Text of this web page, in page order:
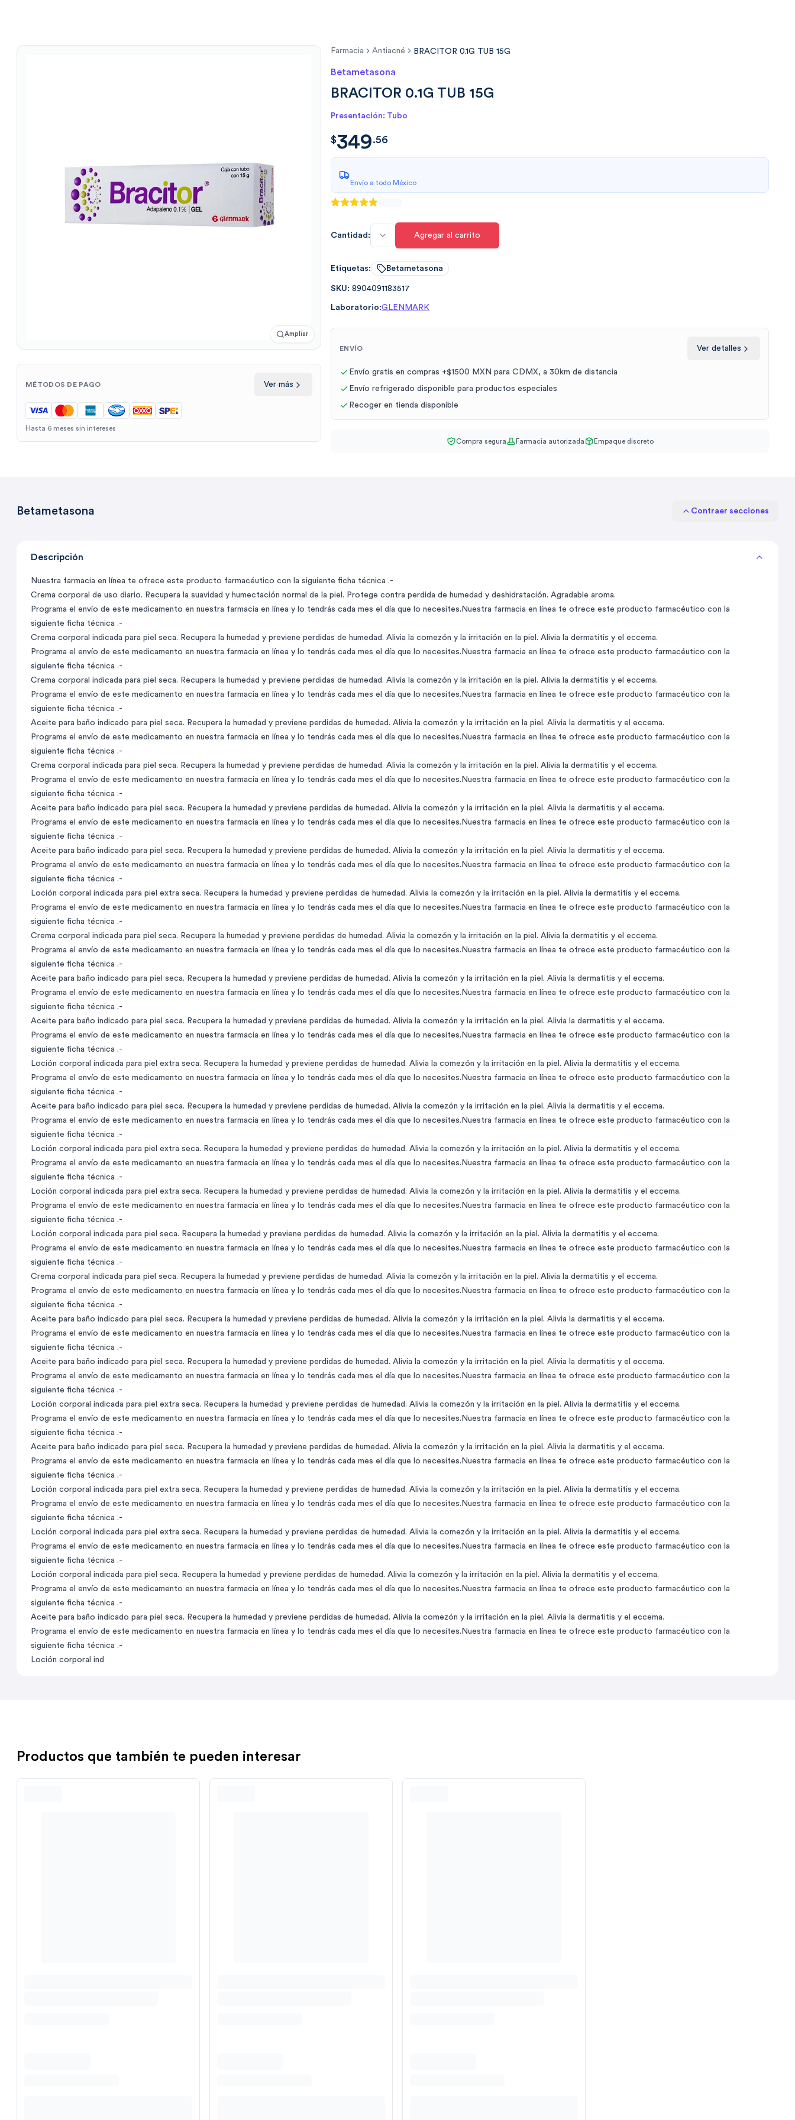
Ampliar
MÉTODOS DE PAGO Ver más
Hasta 6 meses sin intereses
Farmacia Antiacné BRACITOR 0.1G TUB 15G
Betametasona
BRACITOR 0.1G TUB 15G
Presentación: Tubo
$349.5625
$349.56
Envío a todo México
Cantidad: Agregar al carrito
Etiquetas: Betametasona
SKU: 8904091183517
Laboratorio:GLENMARK
ENVÍO Ver detalles
Envío gratis en compras +$1500 MXN para CDMX, a 30km de distancia
Envío refrigerado disponible para productos especiales
Recoger en tienda disponible
Compra segura Farmacia autorizada Empaque discreto
Betametasona Contraer secciones
Descripción
Nuestra farmacia en línea te ofrece este producto farmacéutico con la siguiente ficha técnica .-
Crema corporal de uso diario. Recupera la suavidad y humectación normal de la piel. Protege contra perdida de humedad y deshidratación. Agradable aroma.
Programa el envío de este medicamento en nuestra farmacia en línea y lo tendrás cada mes el día que lo necesites.Nuestra farmacia en línea te ofrece este producto farmacéutico con la
siguiente ficha técnica .-
Crema corporal indicada para piel seca. Recupera la humedad y previene perdidas de humedad. Alivia la comezón y la irritación en la piel. Alivia la dermatitis y el eccema.
Programa el envío de este medicamento en nuestra farmacia en línea y lo tendrás cada mes el día que lo necesites.Nuestra farmacia en línea te ofrece este producto farmacéutico con la
siguiente ficha técnica .-
Crema corporal indicada para piel seca. Recupera la humedad y previene perdidas de humedad. Alivia la comezón y la irritación en la piel. Alivia la dermatitis y el eccema.
Programa el envío de este medicamento en nuestra farmacia en línea y lo tendrás cada mes el día que lo necesites.Nuestra farmacia en línea te ofrece este producto farmacéutico con la
siguiente ficha técnica .-
Aceite para baño indicado para piel seca. Recupera la humedad y previene perdidas de humedad. Alivia la comezón y la irritación en la piel. Alivia la dermatitis y el eccema.
Programa el envío de este medicamento en nuestra farmacia en línea y lo tendrás cada mes el día que lo necesites.Nuestra farmacia en línea te ofrece este producto farmacéutico con la
siguiente ficha técnica .-
Crema corporal indicada para piel seca. Recupera la humedad y previene perdidas de humedad. Alivia la comezón y la irritación en la piel. Alivia la dermatitis y el eccema.
Programa el envío de este medicamento en nuestra farmacia en línea y lo tendrás cada mes el día que lo necesites.Nuestra farmacia en línea te ofrece este producto farmacéutico con la
siguiente ficha técnica .-
Aceite para baño indicado para piel seca. Recupera la humedad y previene perdidas de humedad. Alivia la comezón y la irritación en la piel. Alivia la dermatitis y el eccema.
Programa el envío de este medicamento en nuestra farmacia en línea y lo tendrás cada mes el día que lo necesites.Nuestra farmacia en línea te ofrece este producto farmacéutico con la
siguiente ficha técnica .-
Aceite para baño indicado para piel seca. Recupera la humedad y previene perdidas de humedad. Alivia la comezón y la irritación en la piel. Alivia la dermatitis y el eccema.
Programa el envío de este medicamento en nuestra farmacia en línea y lo tendrás cada mes el día que lo necesites.Nuestra farmacia en línea te ofrece este producto farmacéutico con la
siguiente ficha técnica .-
Loción corporal indicada para piel extra seca. Recupera la humedad y previene perdidas de humedad. Alivia la comezón y la irritación en la piel. Alivia la dermatitis y el eccema.
Programa el envío de este medicamento en nuestra farmacia en línea y lo tendrás cada mes el día que lo necesites.Nuestra farmacia en línea te ofrece este producto farmacéutico con la
siguiente ficha técnica .-
Crema corporal indicada para piel seca. Recupera la humedad y previene perdidas de humedad. Alivia la comezón y la irritación en la piel. Alivia la dermatitis y el eccema.
Programa el envío de este medicamento en nuestra farmacia en línea y lo tendrás cada mes el día que lo necesites.Nuestra farmacia en línea te ofrece este producto farmacéutico con la
siguiente ficha técnica .-
Aceite para baño indicado para piel seca. Recupera la humedad y previene perdidas de humedad. Alivia la comezón y la irritación en la piel. Alivia la dermatitis y el eccema.
Programa el envío de este medicamento en nuestra farmacia en línea y lo tendrás cada mes el día que lo necesites.Nuestra farmacia en línea te ofrece este producto farmacéutico con la
siguiente ficha técnica .-
Aceite para baño indicado para piel seca. Recupera la humedad y previene perdidas de humedad. Alivia la comezón y la irritación en la piel. Alivia la dermatitis y el eccema.
Programa el envío de este medicamento en nuestra farmacia en línea y lo tendrás cada mes el día que lo necesites.Nuestra farmacia en línea te ofrece este producto farmacéutico con la
siguiente ficha técnica .-
Loción corporal indicada para piel extra seca. Recupera la humedad y previene perdidas de humedad. Alivia la comezón y la irritación en la piel. Alivia la dermatitis y el eccema.
Programa el envío de este medicamento en nuestra farmacia en línea y lo tendrás cada mes el día que lo necesites.Nuestra farmacia en línea te ofrece este producto farmacéutico con la
siguiente ficha técnica .-
Aceite para baño indicado para piel seca. Recupera la humedad y previene perdidas de humedad. Alivia la comezón y la irritación en la piel. Alivia la dermatitis y el eccema.
Programa el envío de este medicamento en nuestra farmacia en línea y lo tendrás cada mes el día que lo necesites.Nuestra farmacia en línea te ofrece este producto farmacéutico con la
siguiente ficha técnica .-
Loción corporal indicada para piel extra seca. Recupera la humedad y previene perdidas de humedad. Alivia la comezón y la irritación en la piel. Alivia la dermatitis y el eccema.
Programa el envío de este medicamento en nuestra farmacia en línea y lo tendrás cada mes el día que lo necesites.Nuestra farmacia en línea te ofrece este producto farmacéutico con la
siguiente ficha técnica .-
Loción corporal indicada para piel extra seca. Recupera la humedad y previene perdidas de humedad. Alivia la comezón y la irritación en la piel. Alivia la dermatitis y el eccema.
Programa el envío de este medicamento en nuestra farmacia en línea y lo tendrás cada mes el día que lo necesites.Nuestra farmacia en línea te ofrece este producto farmacéutico con la
siguiente ficha técnica .-
Loción corporal indicada para piel seca. Recupera la humedad y previene perdidas de humedad. Alivia la comezón y la irritación en la piel. Alivia la dermatitis y el eccema.
Programa el envío de este medicamento en nuestra farmacia en línea y lo tendrás cada mes el día que lo necesites.Nuestra farmacia en línea te ofrece este producto farmacéutico con la
siguiente ficha técnica .-
Crema corporal indicada para piel seca. Recupera la humedad y previene perdidas de humedad. Alivia la comezón y la irritación en la piel. Alivia la dermatitis y el eccema.
Programa el envío de este medicamento en nuestra farmacia en línea y lo tendrás cada mes el día que lo necesites.Nuestra farmacia en línea te ofrece este producto farmacéutico con la
siguiente ficha técnica .-
Aceite para baño indicado para piel seca. Recupera la humedad y previene perdidas de humedad. Alivia la comezón y la irritación en la piel. Alivia la dermatitis y el eccema.
Programa el envío de este medicamento en nuestra farmacia en línea y lo tendrás cada mes el día que lo necesites.Nuestra farmacia en línea te ofrece este producto farmacéutico con la
siguiente ficha técnica .-
Aceite para baño indicado para piel seca. Recupera la humedad y previene perdidas de humedad. Alivia la comezón y la irritación en la piel. Alivia la dermatitis y el eccema.
Programa el envío de este medicamento en nuestra farmacia en línea y lo tendrás cada mes el día que lo necesites.Nuestra farmacia en línea te ofrece este producto farmacéutico con la
siguiente ficha técnica .-
Loción corporal indicada para piel extra seca. Recupera la humedad y previene perdidas de humedad. Alivia la comezón y la irritación en la piel. Alivia la dermatitis y el eccema.
Programa el envío de este medicamento en nuestra farmacia en línea y lo tendrás cada mes el día que lo necesites.Nuestra farmacia en línea te ofrece este producto farmacéutico con la
siguiente ficha técnica .-
Aceite para baño indicado para piel seca. Recupera la humedad y previene perdidas de humedad. Alivia la comezón y la irritación en la piel. Alivia la dermatitis y el eccema.
Programa el envío de este medicamento en nuestra farmacia en línea y lo tendrás cada mes el día que lo necesites.Nuestra farmacia en línea te ofrece este producto farmacéutico con la
siguiente ficha técnica .-
Loción corporal indicada para piel extra seca. Recupera la humedad y previene perdidas de humedad. Alivia la comezón y la irritación en la piel. Alivia la dermatitis y el eccema.
Programa el envío de este medicamento en nuestra farmacia en línea y lo tendrás cada mes el día que lo necesites.Nuestra farmacia en línea te ofrece este producto farmacéutico con la
siguiente ficha técnica .-
Loción corporal indicada para piel extra seca. Recupera la humedad y previene perdidas de humedad. Alivia la comezón y la irritación en la piel. Alivia la dermatitis y el eccema.
Programa el envío de este medicamento en nuestra farmacia en línea y lo tendrás cada mes el día que lo necesites.Nuestra farmacia en línea te ofrece este producto farmacéutico con la
siguiente ficha técnica .-
Loción corporal indicada para piel seca. Recupera la humedad y previene perdidas de humedad. Alivia la comezón y la irritación en la piel. Alivia la dermatitis y el eccema.
Programa el envío de este medicamento en nuestra farmacia en línea y lo tendrás cada mes el día que lo necesites.Nuestra farmacia en línea te ofrece este producto farmacéutico con la
siguiente ficha técnica .-
Aceite para baño indicado para piel seca. Recupera la humedad y previene perdidas de humedad. Alivia la comezón y la irritación en la piel. Alivia la dermatitis y el eccema.
Programa el envío de este medicamento en nuestra farmacia en línea y lo tendrás cada mes el día que lo necesites.Nuestra farmacia en línea te ofrece este producto farmacéutico con la
siguiente ficha técnica .-
Loción corporal ind
Productos que también te pueden interesar